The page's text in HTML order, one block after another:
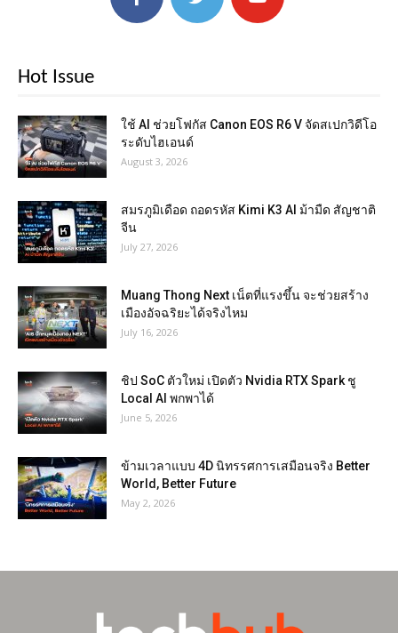
Hot Issue
ใช้ AI ช่วยโฟกัส Canon EOS R6 V จัดสเปกวิดีโอ
ระดับไฮเอนด์
August 3, 2026
สมรภูมิเดือด ถอดรหัส Kimi K3 AI ม้ามืด สัญชาติ
จีน
July 27, 2026
Muang Thong Next เน็ตที่แรงขึ้น จะช่วยสร้าง
เมืองอัจฉริยะได้จริงไหม
July 16, 2026
ชิป SoC ตัวใหม่ เปิดตัว Nvidia RTX Spark ชู
Local AI พกพาได้
June 5, 2026
ข้ามเวลาแบบ 4D นิทรรศการเสมือนจริง Better
World, Better Future
May 2, 2026